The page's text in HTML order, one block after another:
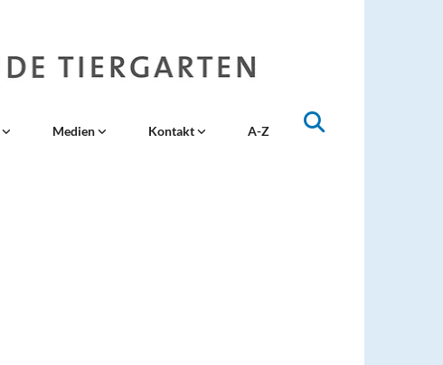
Medien Kontakt A-Z